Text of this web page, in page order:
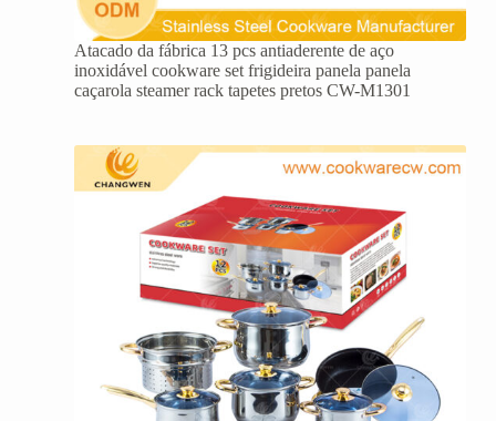
Atacado da fábrica 13 pcs antiaderente de aço
inoxidável cookware set frigideira panela panela
caçarola steamer rack tapetes pretos CW-M1301